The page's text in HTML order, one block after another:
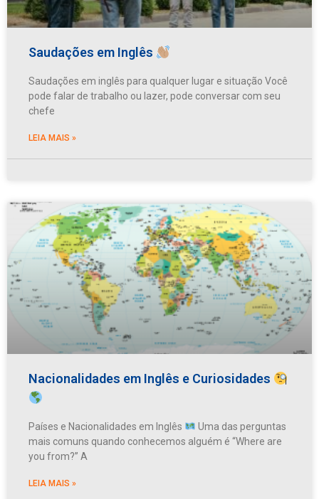
Saudações em Inglês
Saudações em inglês para qualquer lugar e situação Você
pode falar de trabalho ou lazer, pode conversar com seu
chefe
LEIA MAIS »
Nacionalidades em Inglês e Curiosidades
Países e Nacionalidades em Inglês
Uma das perguntas
mais comuns quando conhecemos alguém é “Where are
you from?” A
LEIA MAIS »